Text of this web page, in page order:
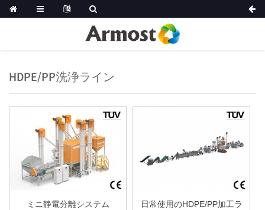
HDPE/PP洗浄ライン
ミニ静電分離システム
日常使用のHDPE/PP加工ラ